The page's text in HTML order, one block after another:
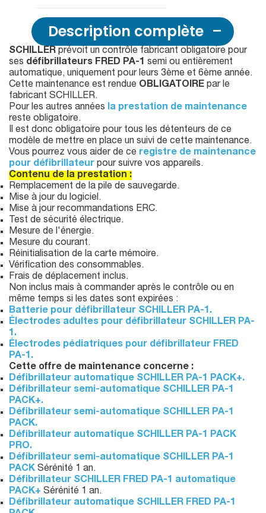
Description complète
SCHILLER prévoit un contrôle fabricant obligatoire pour
ses défibrillateurs FRED PA-1 semi ou entièrement
automatique, uniquement pour leurs 3ème et 6ème année.
Cette maintenance est rendue OBLIGATOIRE par le
fabricant SCHILLER.
Pour les autres années la prestation de maintenance
reste obligatoire.
Il est donc obligatoire pour tous les détenteurs de ce
modèle de mettre en place un suivi de cette maintenance.
Vous pourrez vous aider de ce registre de maintenance
pour défibrillateur pour suivre vos appareils.
Contenu de la prestation :
Remplacement de la pile de sauvegarde.
Mise à jour du logiciel.
Mise à jour recommandations ERC.
Test de sécurité électrique.
Mesure de l'énergie.
Mesure du courant.
Réinitialisation de la carte mémoire.
Vérification des consommables.
Frais de déplacement inclus.
Non inclus mais à commander après le contrôle ou en
même temps si les dates sont expirées :
Batterie pour défibrillateur SCHILLER PA-1.
Électrodes adultes pour défibrillateur SCHILLER PA-
1.
Électrodes pédiatriques pour défibrillateur FRED
PA-1.
Cette offre de maintenance concerne :
Défibrillateur automatique SCHILLER PA-1 PACK+.
Défibrillateur semi-automatique SCHILLER PA-1
PACK+.
Défibrillateur semi-automatique SCHILLER PA-1
PACK.
Défibrillateur automatique SCHILLER PA-1 PACK
PRO.
Défibrillateur semi-automatique SCHILLER PA-1
PACK Sérénité 1 an.
Défibrillateur SCHILLER FRED PA-1 automatique
PACK+ Sérénité 1 an.
Défibrillateur automatique SCHILLER FRED PA-1